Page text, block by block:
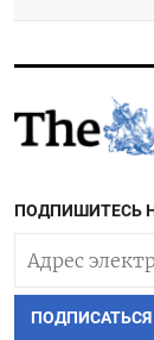
ПОДПИШИТЕСЬ
ПОДПИСАТЬСЯ